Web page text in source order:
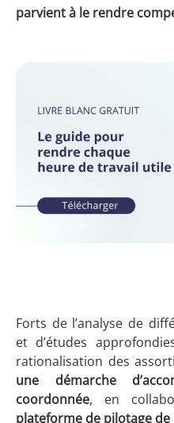
parvient à le rendre
Forts de l’analyse de
et d’études
rationalisation des
une démarche
coordonnée, en
plateforme de pilotage de